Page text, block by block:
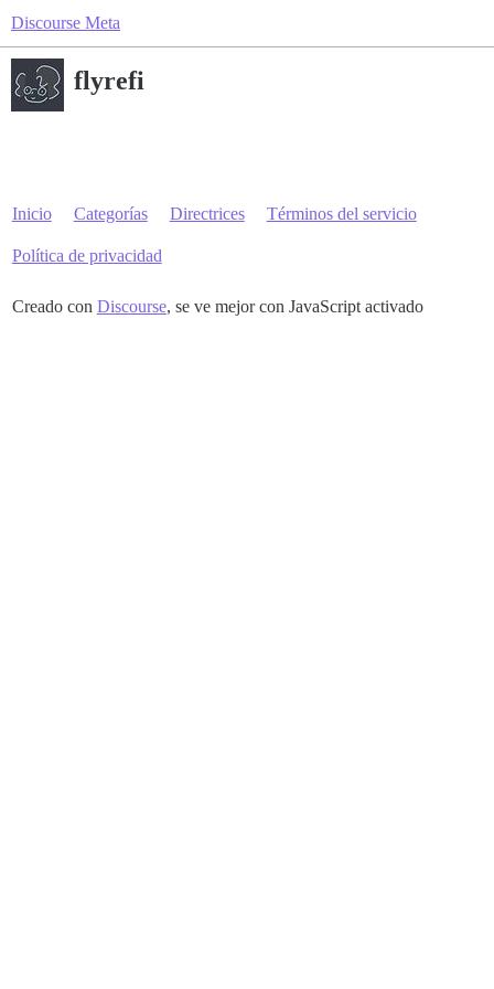
Discourse Meta
flyrefi
Inicio Categorías Directrices Términos del servicio
Política de privacidad
Creado con Discourse, se ve mejor con JavaScript activado